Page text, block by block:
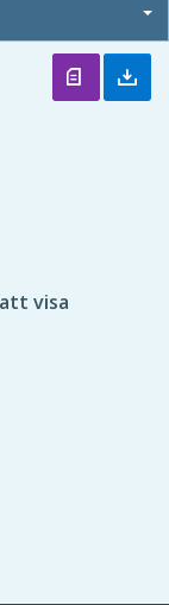
visa